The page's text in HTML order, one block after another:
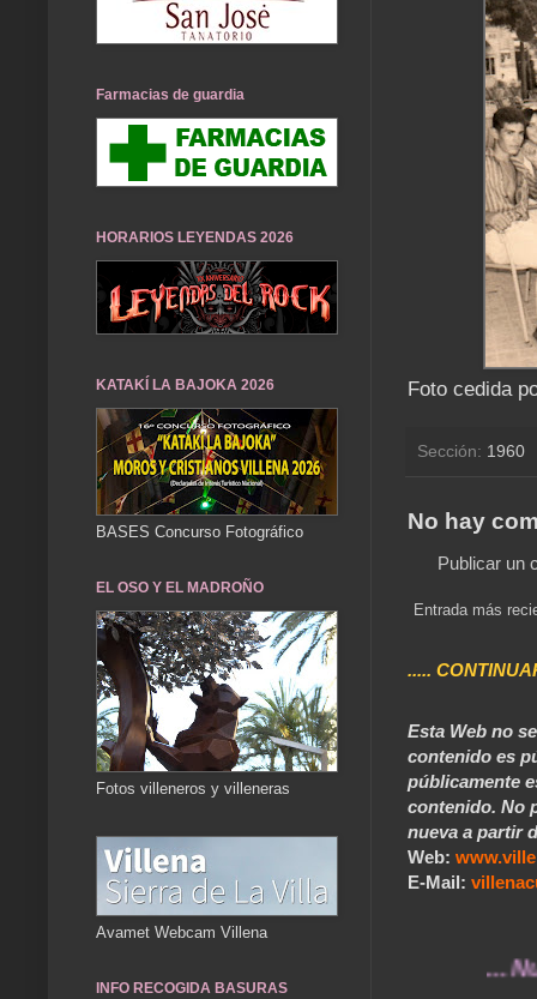
Foto cedida
Sección: 1960
No hay
Publicar un
Entrada más
.....
Esta Web no
contenido es
públicamente
contenido. No
nueva a partir
Web:
E-Mail:
... Nuestros
Farmacias de guardia
HORARIOS LEYENDAS 2026
KATAKÍ LA BAJOKA 2026
BASES Concurso Fotográfico
EL OSO Y EL MADROÑO
Fotos villeneros y villeneras
Avamet Webcam Villena
INFO RECOGIDA BASURAS